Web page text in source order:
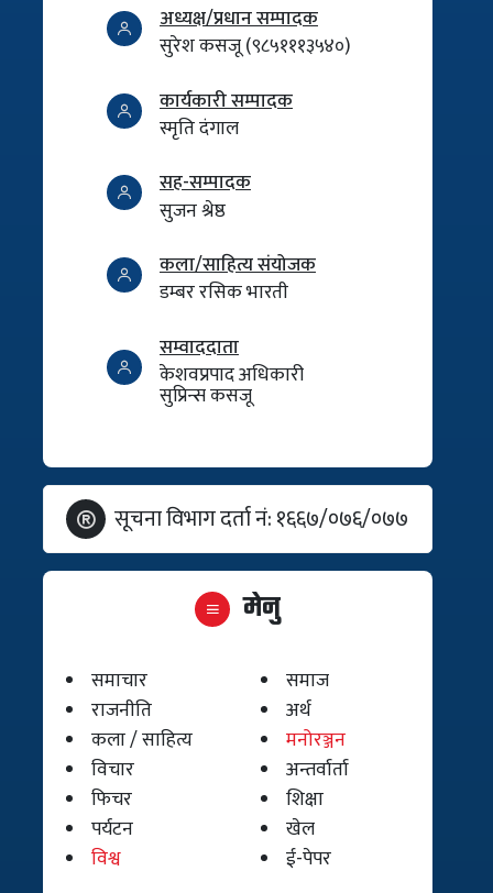
अध्यक्ष/प्रधान सम्पादक
सुरेश कसजू (९८५१११३५४०)
कार्यकारी सम्पादक
स्मृति दंगाल
सह-सम्पादक
सुजन श्रेष्ठ
कला/साहित्य संयोजक
डम्बर रसिक भारती
सम्वाददाता
केशवप्रपाद अधिकारी
सुप्रिन्स कसजू
सूचना विभाग दर्ता नं: १६६७/०७६/०७७
मेनु
समाचार
समाज
राजनीति
अर्थ
कला / साहित्य
मनोरञ्जन
विचार
अन्तर्वार्ता
फिचर
शिक्षा
पर्यटन
खेल
विश्व
ई-पेपर